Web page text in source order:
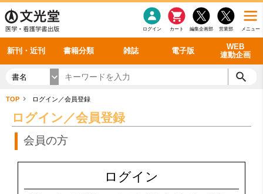
メニュー
営業部
編集企画部
カート
ログイン
新刊・近刊 書籍分類 雑誌 電子版
WEB
連動企画
感染症 老年医学
看護・介護
呼吸器
循環器
シリーズ一覧
雑誌投稿規定
理学療法
雑誌案内・年間購読 最新号 バックナンバー
電子書籍
電子雑誌
書籍「データに基づく臨床動作分析」WEB動画
書籍「眼手術学」WEB動画
書籍「神経症候学 II 改訂第二版」 WEB動画
新刊一覧
今後の発行予定
書名
TOP ログイン／会員登録
ログイン／会員登録
会員の方
ログイン